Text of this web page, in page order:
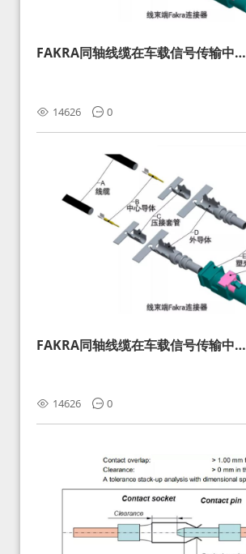
FAKRA同轴线缆在车载信号传输中的
14626 0
FAKRA同轴线缆在车载信号传输中的
14626 0